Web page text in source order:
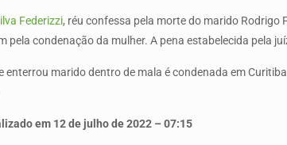
Federizzi, réu confessa pela morte do marido
pela condenação da mulher. A pena estabelecida pela
em 12 de julho de 2022 – 07:15